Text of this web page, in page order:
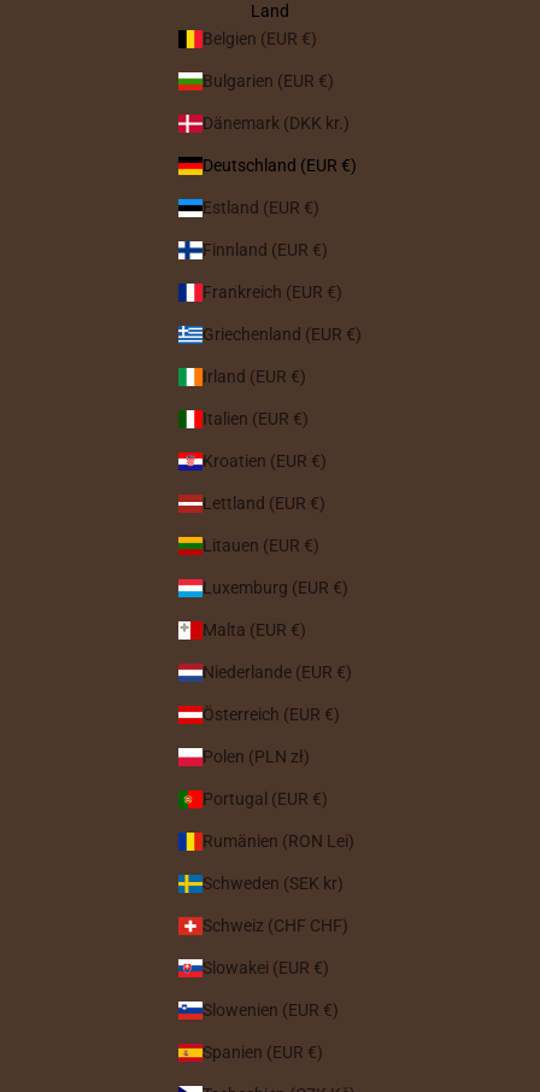
Land
Belgien (EUR €)
Bulgarien (EUR €)
Dänemark (DKK kr.)
Deutschland (EUR €)
Estland (EUR €)
Finnland (EUR €)
Frankreich (EUR €)
Griechenland (EUR €)
Irland (EUR €)
Italien (EUR €)
Kroatien (EUR €)
Lettland (EUR €)
Litauen (EUR €)
Luxemburg (EUR €)
Malta (EUR €)
Niederlande (EUR €)
Österreich (EUR €)
Polen (PLN zł)
Portugal (EUR €)
Rumänien (RON Lei)
Schweden (SEK kr)
Schweiz (CHF CHF)
Slowakei (EUR €)
Slowenien (EUR €)
Spanien (EUR €)